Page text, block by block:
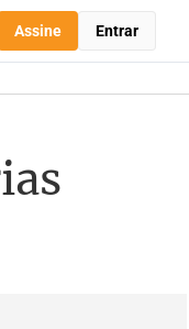
Assine Entrar